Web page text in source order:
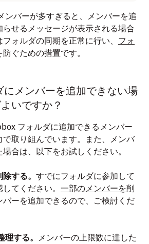
ンバーが多すぎると、メンバーを追
せるメッセージが表示される場合
ォルダの同期を正常に行い、 フォ
防ぐための措置です。
にメンバーを追加できない場
いですか？
フォルダに追加できるメンバー
で取り組んでいます。また、メンバ
合は、以下をお試しください。
する。 すでにフォルダに参加して
てください。 一部のメンバーを削
ーを追加できるので、ご検討くだ
する。 メンバーの上限数に達した